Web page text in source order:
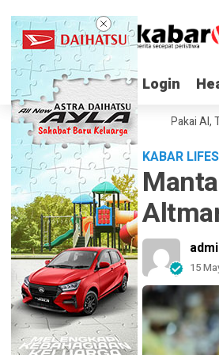
Login
Login
Indonesia Sudah Pakai AI, Tapi
KABAR
15